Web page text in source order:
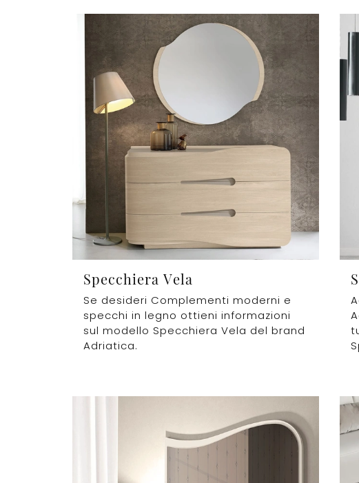
Specchiera Vela
Se desideri Complementi moderni e
specchi in legno ottieni informazioni
sul modello Specchiera Vela del brand
Adriatica.